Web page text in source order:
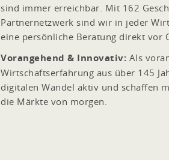
sind immer erreichbar. Mit 162
Partnernetzwerk sind wir in jeder
eine persönliche Beratung direkt vor
Vorangehend & Innovativ: Als
Wirtschaftserfahrung aus über 145
digitalen Wandel aktiv und schaffen
die Märkte von morgen.